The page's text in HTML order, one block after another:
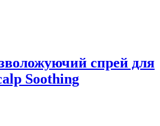
спрей для
Soothing